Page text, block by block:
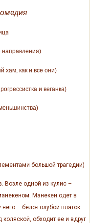
как и все они)
и веганка)
большой трагедии)
Возле одной из кулис –
Манекен одет в
– бело-голубой платок.
обходит ее и вдруг